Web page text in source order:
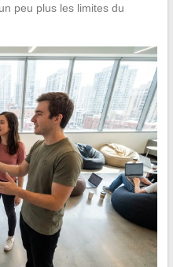
peu plus les limites du